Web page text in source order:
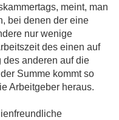
meint, man
bei denen der eine
nur wenige
des einen auf
des anderen auf die
Summe kommt so
Arbeitgeber heraus.